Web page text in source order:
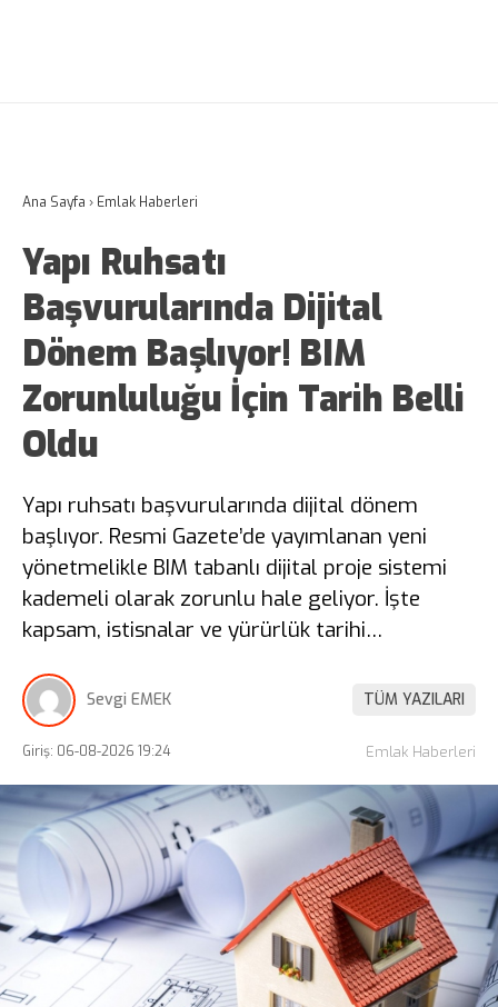
Ana Sayfa › Emlak Haberleri
Yapı Ruhsatı
Başvurularında Dijital
Dönem Başlıyor! BIM
Zorunluluğu İçin Tarih Belli
Oldu
Yapı ruhsatı başvurularında dijital dönem
başlıyor. Resmi Gazete’de yayımlanan yeni
yönetmelikle BIM tabanlı dijital proje sistemi
kademeli olarak zorunlu hale geliyor. İşte
kapsam, istisnalar ve yürürlük tarihi…
Sevgi EMEK TÜM YAZILARI
Giriş: 06-08-2026 19:24 Emlak Haberleri